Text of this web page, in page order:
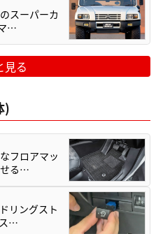
スーパーカ
…
見る
)
フロアマッ
せる…
リングスト
…